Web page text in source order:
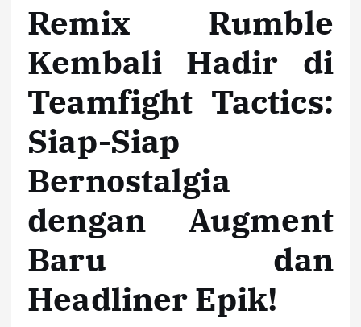
Remix Rumble
Kembali Hadir di
Teamfight Tactics:
Siap-Siap
Bernostalgia
dengan Augment
Baru dan
Headliner Epik!